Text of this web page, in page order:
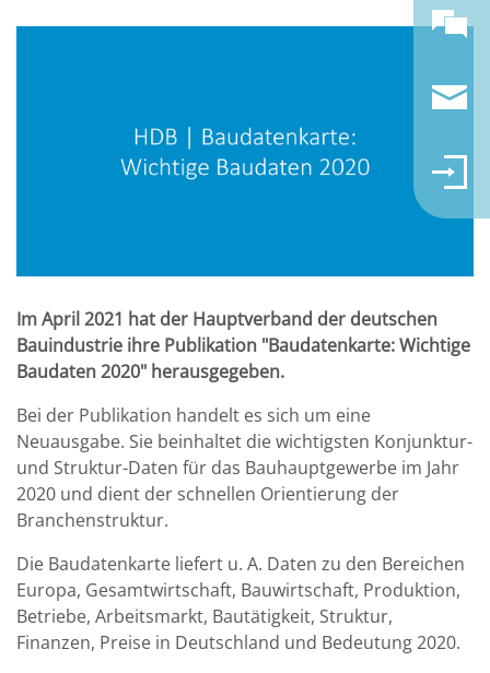
Im April 2021 hat der Hauptverband der deutschen
Bauindustrie ihre Publikation "Baudatenkarte: Wichtige
Baudaten 2020" herausgegeben.
Bei der Publikation handelt es sich um eine
Neuausgabe. Sie beinhaltet die wichtigsten Konjunktur-
und Struktur-Daten für das Bauhauptgewerbe im Jahr
2020 und dient der schnellen Orientierung der
Branchenstruktur.
Die Baudatenkarte liefert u. A. Daten zu den Bereichen
Europa, Gesamtwirtschaft, Bauwirtschaft, Produktion,
Betriebe, Arbeitsmarkt, Bautätigkeit, Struktur,
Finanzen, Preise in Deutschland und Bedeutung 2020.